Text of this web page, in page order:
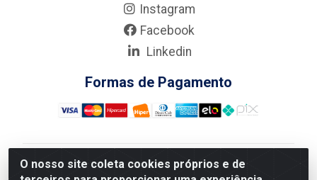
O nosso site coleta cookies próprios e de
Instagram
Facebook
Linkedin
Formas de Pagamento
Nova Boni Distribuidora de Material de Construção LTDA